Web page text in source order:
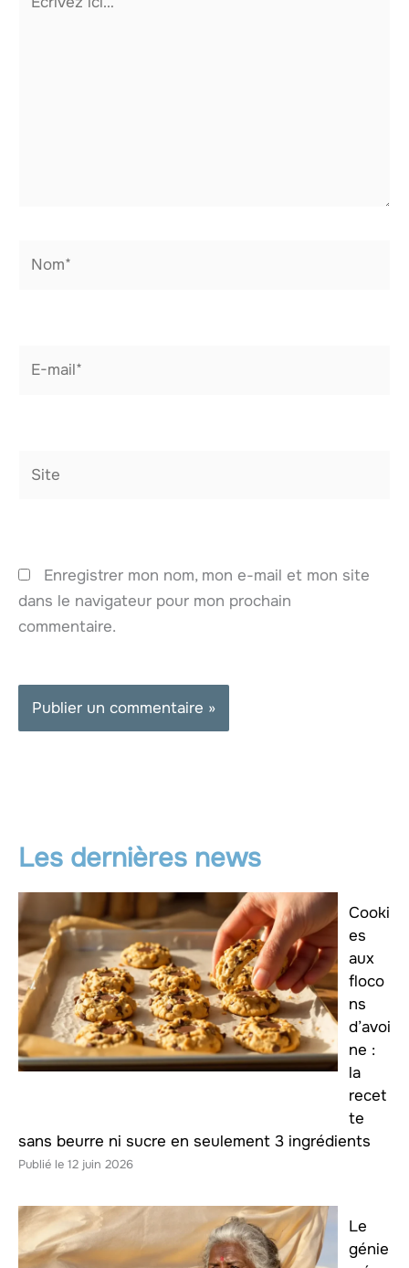
Enregistrer mon nom, mon e-mail et mon site
dans le navigateur pour mon prochain
commentaire.
Les dernières news
Cooki
es
aux
floco
ns
d’avoi
ne :
la
recet
te
sans beurre ni sucre en seulement 3 ingrédients
12 juin 2026
Le
génie